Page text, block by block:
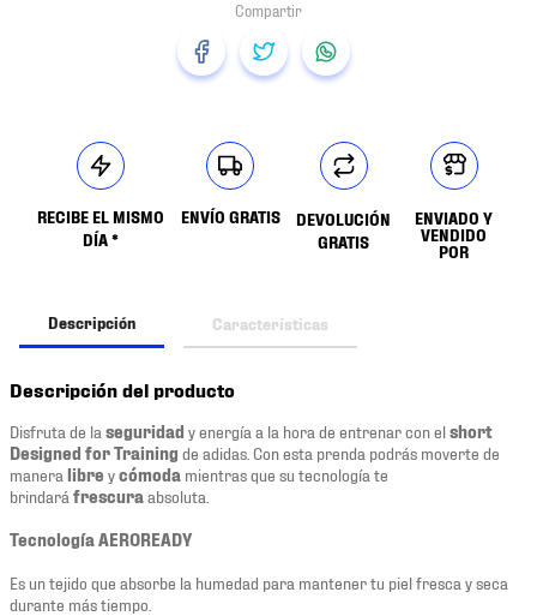
RECIBE EL MISMO
DÍA *
ENVÍO GRATIS
DEVOLUCIÓN
GRATIS
ENVIADO Y
VENDIDO
POR
Descripción Características
Descripción del producto
Disfruta de la seguridad y energía a la hora de entrenar con elshort
Designed for Training de adidas. Con esta prenda podrás moverte de
manera libre ycómoda mientras que su tecnología te
brindará frescura absoluta.
Tecnología AEROREADY
Es un tejido que absorbe la humedad para mantener tu piel fresca y seca
durante más tiempo.